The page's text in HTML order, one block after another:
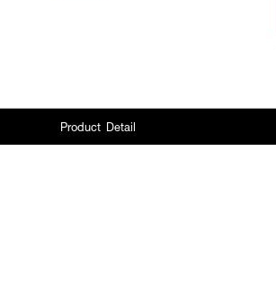
Product Detail